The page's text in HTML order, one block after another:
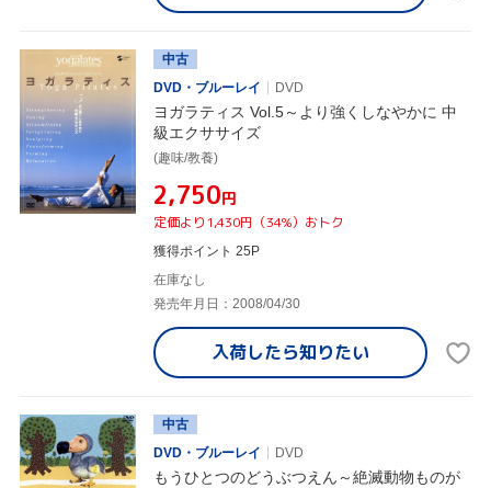
中古
DVD・ブルーレイ
DVD
ヨガラティス Vol.5～より強くしなやかに 中
級エクササイズ
(趣味/教養)
¥2,750円
定価より1,430円（34%）おトク
獲得ポイント 25P
在庫なし
発売年月日：2008/04/30
入荷したら知りたい
中古
DVD・ブルーレイ
DVD
もうひとつのどうぶつえん～絶滅動物ものが